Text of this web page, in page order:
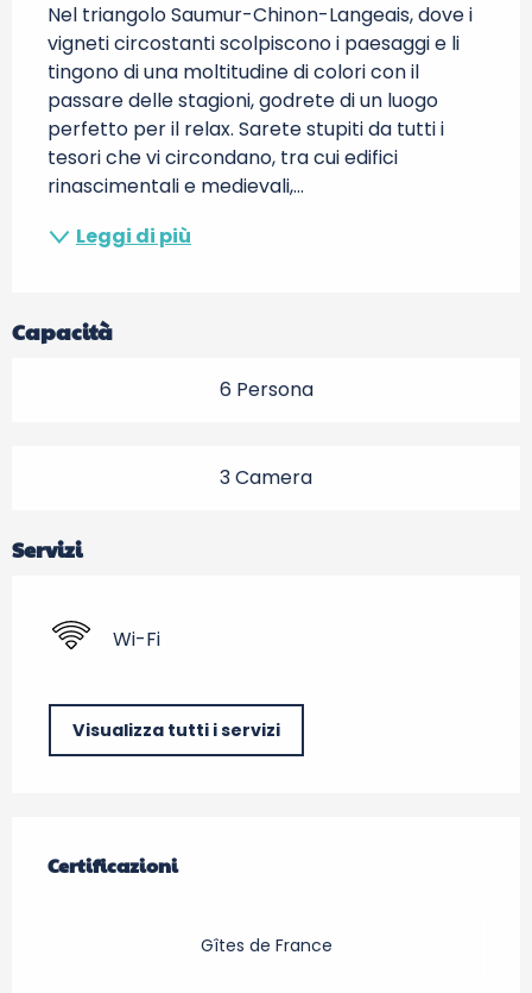
Nel triangolo Saumur-Chinon-Langeais, dove i
vigneti circostanti scolpiscono i paesaggi e li
tingono di una moltitudine di colori con il
passare delle stagioni, godrete di un luogo
perfetto per il relax. Sarete stupiti da tutti i
tesori che vi circondano, tra cui edifici
rinascimentali e medievali,...
Leggi di più
Capacità
6 Persona
3 Camera
Servizi
Wi-Fi
Visualizza tutti i servizi
Certificazioni
Certificazioni
Gîtes de France